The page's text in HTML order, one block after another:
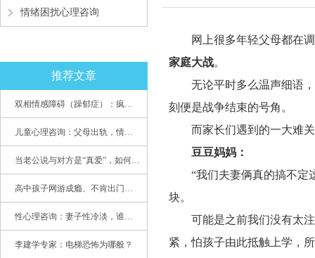
情绪困扰心理咨询
推荐文章
双相情感障碍（躁郁症）：疯子如何走向天才
儿童心理咨询：父母出轨，情感混乱孩子内心的隐秘
当老公说与对方是“真爱”，如何挽救婚姻？(始篇)
高中孩子网游成瘾、不肯出门，家长该怎么办？
性心理咨询：妻子性冷淡，谁之过
李建学专家：电梯恐怖为哪般？
网上很多年轻父母都在
家庭大战。
无论平时多么温声细语
刻便是战争结束的号角。
而家长们遇到的一大难
豆豆妈妈：
“我们夫妻俩真的搞不定
块。
可能是之前我们没有太
紧，怕孩子由此抵触上学，